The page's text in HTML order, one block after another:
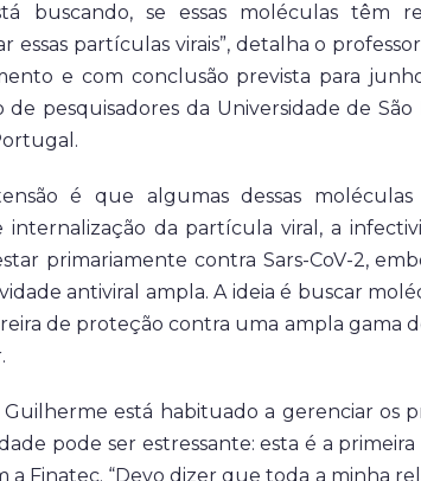
buscando, se essas moléculas têm
essas partículas virais”, detalha o
e com conclusão prevista para
de pesquisadores da Universidade de
é que algumas dessas
internalização da partícula viral, a
primariamente contra Sars-CoV-2,
antiviral ampla. A ideia é buscar
de proteção contra uma ampla gama
está habituado a gerenciar os
pode ser estressante: esta é a
a Finatec. “Devo dizer que toda a minha